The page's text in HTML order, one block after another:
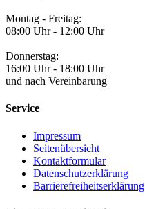
Montag - Freitag:
08:00 Uhr - 12:00 Uhr
Donnerstag:
16:00 Uhr - 18:00 Uhr
und nach Vereinbarung
Service
Impressum
Seitenübersicht
Kontaktformular
Datenschutzerklärung
Barrierefreiheitserklärung